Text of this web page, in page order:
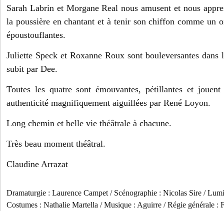
Sarah Labrin et Morgane Real nous amusent et nous
la poussière en chantant et à tenir son chiffon comme un
époustouflantes.
Juliette Speck et Roxanne Roux sont bouleversantes
subit par Dee.
Toutes les quatre sont émouvantes, pétillantes et jouent
authenticité magnifiquement aiguillées par René Loyon.
Long chemin et belle vie théâtrale à chacune.
Très beau moment théâtral.
Claudine Arrazat
Dramaturgie : Laurence Campet / Scénographie : Nicolas Sire /
Costumes : Nathalie Martella / Musique : Aguirre / Régie générale :